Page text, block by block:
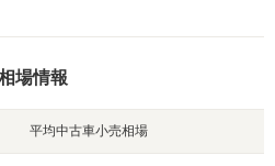
場情報
平均中古車小売相場